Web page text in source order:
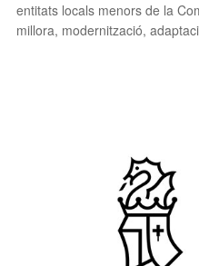
entitats locals menors de la
millora, modernització,